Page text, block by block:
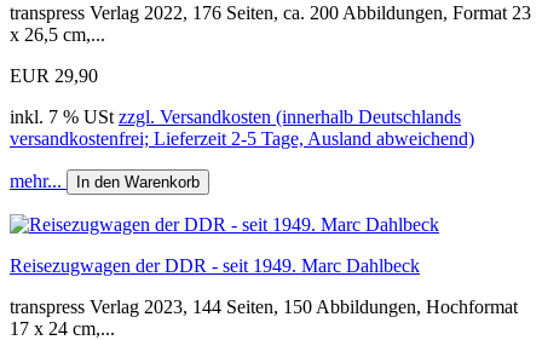
transpress Verlag 2022, 176 Seiten, ca. 200 Abbildungen, Format 23
x 26,5 cm,...
EUR 29,90
inkl. 7 % USt zzgl. Versandkosten (innerhalb Deutschlands
versandkostenfrei; Lieferzeit 2-5 Tage, Ausland abweichend)
mehr... In den Warenkorb
Reisezugwagen der DDR - seit 1949. Marc Dahlbeck
transpress Verlag 2023, 144 Seiten, 150 Abbildungen, Hochformat
17 x 24 cm,...